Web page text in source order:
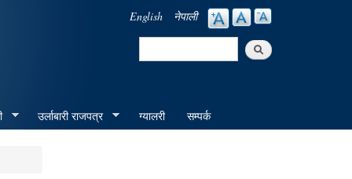
English नेपाली
Search
उर्लाबारी राजपत्र ग्यालरी सम्पर्क